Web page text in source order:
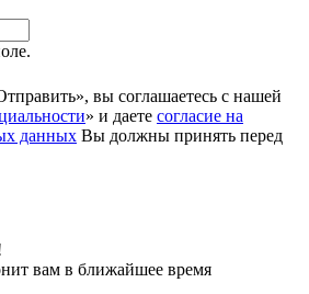
вы соглашаетесь с нашей
» и даете согласие на
данных Вы должны принять перед
вам в ближайшее время